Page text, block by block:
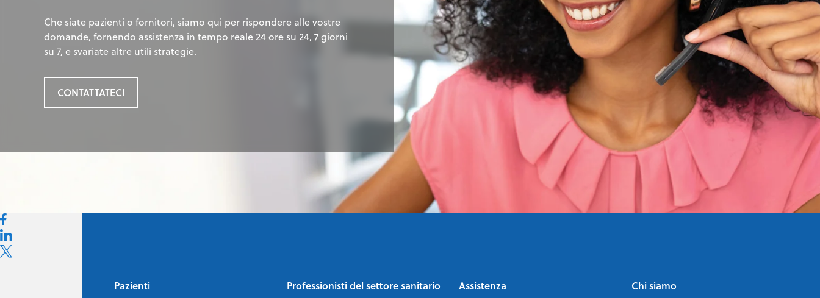
Che siate pazienti o fornitori, siamo qui per rispondere alle vostre
domande, fornendo assistenza in tempo reale 24 ore su 24, 7 giorni
su 7, e svariate altre utili strategie.
CONTATTATECI
Pazienti Professionisti del settore sanitario Assistenza Chi siamo